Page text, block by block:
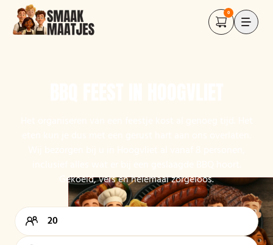
0
Gekoeld, vers en helemaal zorgeloos.